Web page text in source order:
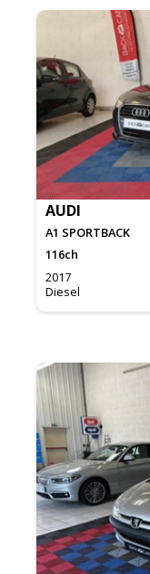
AUDI
A1 SPORTBACK
116ch
2017
Diesel